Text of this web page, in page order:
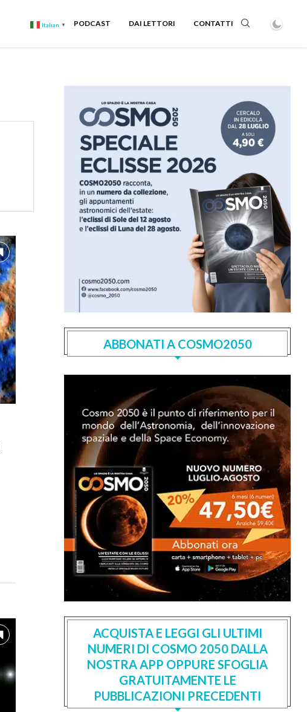
Italian ▼ PODCAST DAI LETTORI CONTATTI
ABBONATI A COSMO2050
ACQUISTA E LEGGI GLI ULTIMI
NUMERI DI COSMO 2050 DALLA
NOSTRA APP OPPURE SFOGLIA
GRATUITAMENTE LE
PUBBLICAZIONI PRECEDENTI